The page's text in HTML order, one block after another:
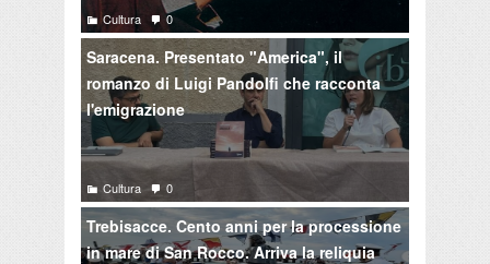
Cultura 0
Saracena. Presentato "America", il
romanzo di Luigi Pandolfi che racconta
l'emigrazione
Cultura 0
Trebisacce. Cento anni per la processione
in mare di San Rocco. Arriva la reliquia